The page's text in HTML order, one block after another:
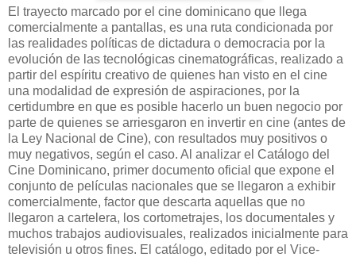
El trayecto marcado por el cine dominicano que llega
comercialmente a pantallas, es una ruta condicionada por
las realidades políticas de dictadura o democracia por la
evolución de las tecnológicas cinematográficas, realizado a
partir del espíritu creativo de quienes han visto en el cine
una modalidad de expresión de aspiraciones, por la
certidumbre en que es posible hacerlo un buen negocio por
parte de quienes se arriesgaron en invertir en cine (antes de
la Ley Nacional de Cine), con resultados muy positivos o
muy negativos, según el caso. Al analizar el Catálogo del
Cine Dominicano, primer documento oficial que expone el
conjunto de películas nacionales que se llegaron a exhibir
comercialmente, factor que descarta aquellas que no
llegaron a cartelera, los cortometrajes, los documentales y
muchos trabajos audiovisuales, realizados inicialmente para
televisión u otros fines. El catálogo, editado por el Vice-